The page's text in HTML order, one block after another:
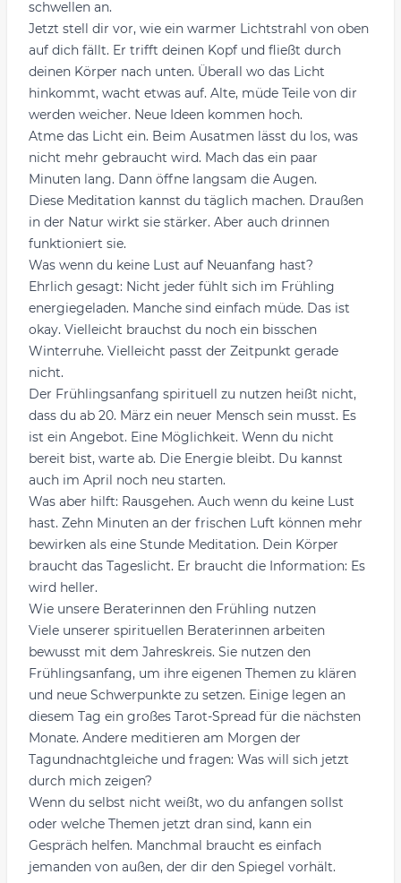
schwellen an.
Jetzt stell dir vor, wie ein warmer Lichtstrahl von oben
auf dich fällt. Er trifft deinen Kopf und fließt durch
deinen Körper nach unten. Überall wo das Licht
hinkommt, wacht etwas auf. Alte, müde Teile von dir
werden weicher. Neue Ideen kommen hoch.
Atme das Licht ein. Beim Ausatmen lässt du los, was
nicht mehr gebraucht wird. Mach das ein paar
Minuten lang. Dann öffne langsam die Augen.
Diese Meditation kannst du täglich machen. Draußen
in der Natur wirkt sie stärker. Aber auch drinnen
funktioniert sie.
Was wenn du keine Lust auf Neuanfang hast?
Ehrlich gesagt: Nicht jeder fühlt sich im Frühling
energiegeladen. Manche sind einfach müde. Das ist
okay. Vielleicht brauchst du noch ein bisschen
Winterruhe. Vielleicht passt der Zeitpunkt gerade
nicht.
Der Frühlingsanfang spirituell zu nutzen heißt nicht,
dass du ab 20. März ein neuer Mensch sein musst. Es
ist ein Angebot. Eine Möglichkeit. Wenn du nicht
bereit bist, warte ab. Die Energie bleibt. Du kannst
auch im April noch neu starten.
Was aber hilft: Rausgehen. Auch wenn du keine Lust
hast. Zehn Minuten an der frischen Luft können mehr
bewirken als eine Stunde Meditation. Dein Körper
braucht das Tageslicht. Er braucht die Information: Es
wird heller.
Wie unsere Beraterinnen den Frühling nutzen
Viele unserer spirituellen Beraterinnen arbeiten
bewusst mit dem Jahreskreis. Sie nutzen den
Frühlingsanfang, um ihre eigenen Themen zu klären
und neue Schwerpunkte zu setzen. Einige legen an
diesem Tag ein großes Tarot-Spread für die nächsten
Monate. Andere meditieren am Morgen der
Tagundnachtgleiche und fragen: Was will sich jetzt
durch mich zeigen?
Wenn du selbst nicht weißt, wo du anfangen sollst
oder welche Themen jetzt dran sind, kann ein
Gespräch helfen. Manchmal braucht es einfach
jemanden von außen, der dir den Spiegel vorhält.